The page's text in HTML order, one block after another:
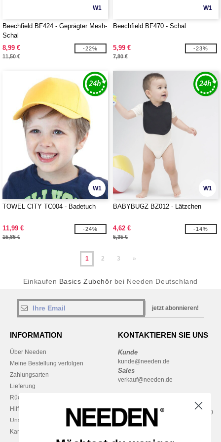
W1
Beechfield BF424 - Geprägter Mesh-
Schal
8,99 €
11,50 €
-22%
W1
Beechfield BF470 - Schal
5,99 €
7,80 €
-23%
W1
TOWEL CITY TC004 - Badetuch
11,99 €
15,85 €
-24%
W1
BABYBUGZ BZ012 - Lätzchen
4,62 €
5,35 €
-14%
1 2 3 »
Einkaufen Basics Zubehör bei Needen Deutschland
jetzt abonnieren!
INFORMATION
Über Needen
Meine Bestellung verfolgen
Zahlungsarten
Lieferung
Rückerstattungen / Rückgaben
Hilfe & FAQs
Unsere Engagements
Karriere
KONTAKTIEREN SIE UNS
Kunde
kunde@needen.de
Sales
verkauf@needen.de
Montag – Donnerstag: 10:00–13:00
& 14:00–17:30